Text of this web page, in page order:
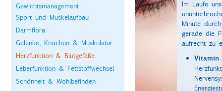
Gewichtsmanagement
Sport und Muskelaufbau
Darmflora
Gelenke, Knochen & Muskulatur
Herzfunktion & Blutgefäße
Leberfunktion & Fettstoffwechsel
Schönheit & Wohlbefinden
Im Laufe
Minute
gerade die
aufrecht zu